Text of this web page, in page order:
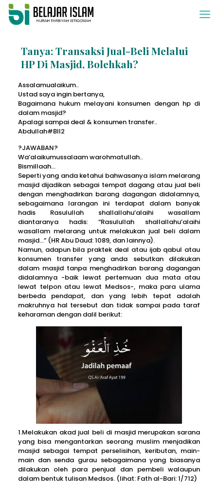
Tanya: Transaksi Jual-Beli Melalui
HP Di Masjid, Bolehkah?
Assalamualaikum..
Ustad saya ingin bertanya,
Bagaimana hukum melayani konsumen dengan hp di
dalam masjid?
Apalagi sampai deal & konsumen transfer..
Abdullah#BII2
?JAWABAN?
Wa’alaikumussalaam warohmatullah..
Bismillaah…
Seperti yang anda ketahui bahwasanya islam melarang
masjid dijadikan sebagai tempat dagang atau jual beli
dengan menghadirkan barang dagangan didalamnya,
sebagaimana larangan ini terdapat dalam banyak
hadis Rasulullah shallallahu’alaihi wasallam
diantaranya hadis: “Rasulullah shallallahu’alaihi
wasallam melarang untuk melakukan jual beli dalam
masjid…” (HR Abu Daud: 1089, dan lainnya).
Namun, adapun bila praktek deal atau ijab qabul atau
konsumen transfer yang anda sebutkan dilakukan
dalam masjid tanpa menghadirkan barang dagangan
didalamnya -baik lewat pertemuan dua mata atau
lewat telpon atau lewat Medsos-, maka para ulama
berbeda pendapat, dan yang lebih tepat adalah
makruhnya hal tersebut dan tidak sampai pada taraf
keharaman dengan dalil berikut:
1.Melakukan akad jual beli di masjid merupakan sarana
yang bisa mengantarkan seorang muslim menjadikan
masjid sebagai tempat perselisihan, keributan, main-
main dan senda gurau sebagaimana yang biasanya
dilakukan oleh para penjual dan pembeli walaupun
dalam bentuk tulisan Medsos. (lihat: Fath al-Bari: 1/712)